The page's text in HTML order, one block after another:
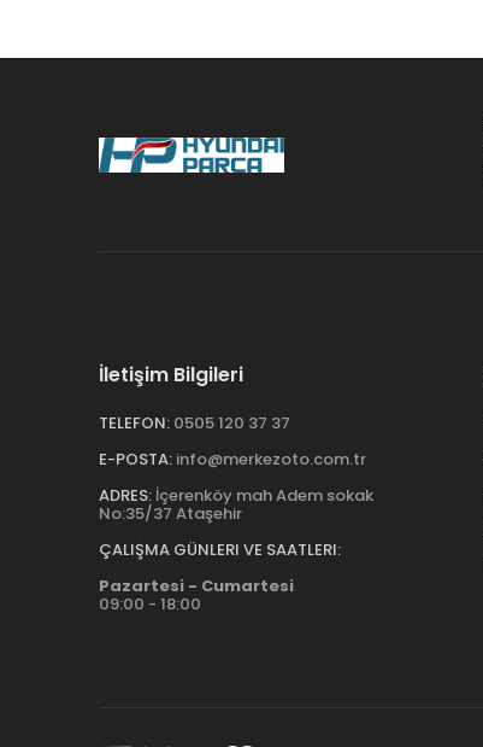
İletişim Bilgileri
TELEFON: 0505 120 37 37
E-POSTA: info@merkezoto.com.tr
ADRES: İçerenköy mah Adem sokak
No:35/37 Ataşehir
ÇALIŞMA GÜNLERI VE SAATLERI:
Pazartesi - Cumartesi
09:00 - 18:00